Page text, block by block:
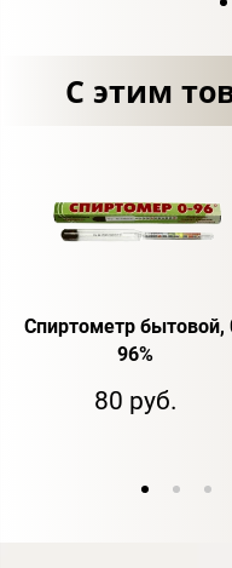
С этим
Спиртометр бытовой,
96%
80 руб.